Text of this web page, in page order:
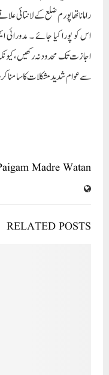
راماناتھا پورم ضلع کے لانتائی
اس کو پورا کیا جائے ۔
اجازت تک محدودنہ رکھیں ،
سے عوام شدید مشکلات کا سامنا
Madre Watan
RELATED POSTS